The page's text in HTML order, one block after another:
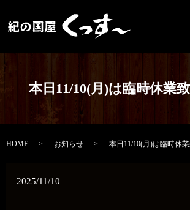
本日11/10(月)は臨時休業
HOME お知らせ 本日11/10(月)は臨時休業
2025/11/10